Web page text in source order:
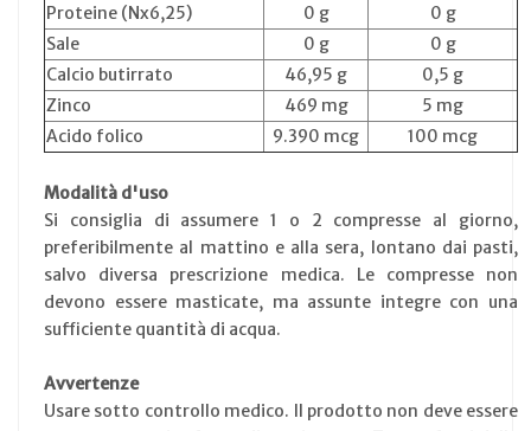
Proteine (Nx6,25)
0 g
0 g
Sale
0 g
0 g
Calcio butirrato
46,95 g
0,5 g
Zinco
469 mg
5 mg
Acido folico
9.390 mcg 100 mcg
Modalità d'uso
Si consiglia di assumere 1 o 2 compresse al giorno,
preferibilmente al mattino e alla sera, lontano dai pasti,
salvo diversa prescrizione medica. Le compresse non
devono essere masticate, ma assunte integre con una
sufficiente quantità di acqua.
Avvertenze
Usare sotto controllo medico. Il prodotto non deve essere